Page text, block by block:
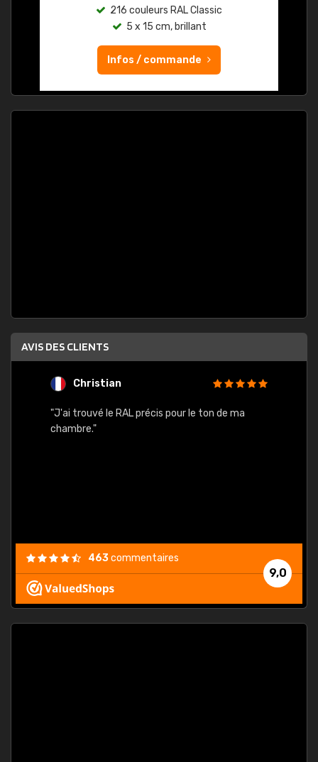
216 couleurs RAL Classic
5 x 15 cm, brillant
Infos / commande
AVIS DES CLIENTS
Christian
"J'ai trouvé le RAL précis pour le ton de ma
chambre."
9,0
463commentaires